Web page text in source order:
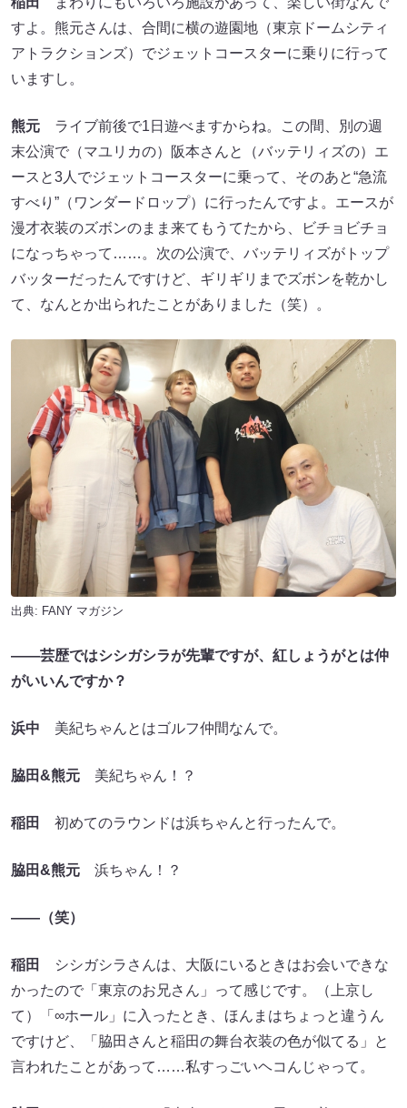
すよ。熊元さんは、合間に横の遊園地（東京ドームシティ
アトラクションズ）でジェットコースターに乗りに行って
いますし。
熊元 ライブ前後で1日遊べますからね。この間、別の週
末公演で（マユリカの）阪本さんと（バッテリィズの）エ
ースと3人でジェットコースターに乗って、そのあと“急流
すべり”（ワンダードロップ）に行ったんですよ。エースが
漫才衣装のズボンのまま来てもうてたから、ビチョビチョ
になっちゃって……。次の公演で、バッテリィズがトップ
バッターだったんですけど、ギリギリまでズボンを乾かし
て、なんとか出られたことがありました（笑）。
出典: FANY マガジン
――芸歴ではシシガシラが先輩ですが、紅しょうがとは仲
がいいんですか？
浜中 美紀ちゃんとはゴルフ仲間なんで。
脇田&熊元 美紀ちゃん！？
稲田 初めてのラウンドは浜ちゃんと行ったんで。
脇田&熊元 浜ちゃん！？
――（笑）
稲田
シシガシラさんは、大阪にいるときはお会いできな
かったので「東京のお兄さん」って感じです。（上京し
て）「∞ホール」に入ったとき、ほんまはちょっと違うん
ですけど、「脇田さんと稲田の舞台衣装の色が似てる」と
言われたことがあって……私すっごいヘコんじゃって。